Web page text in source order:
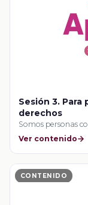
Sesión 3.
derechos
Somos personas
Ver contenido
CONTENIDO